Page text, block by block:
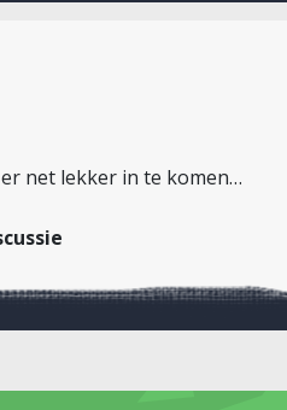
net lekker in te komen…